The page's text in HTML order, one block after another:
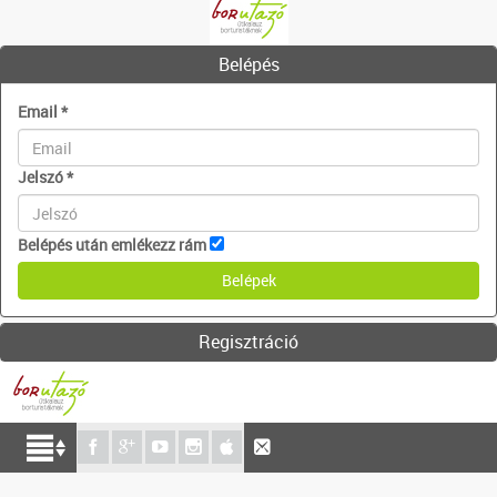
Belépés
Email *
Jelszó*
Belépés után emlékezz rám
Regisztráció